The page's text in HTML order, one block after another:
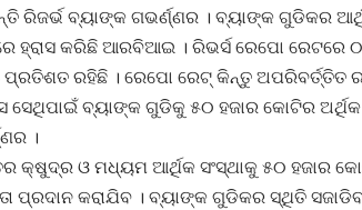
ରିଜର୍ଭ ବ୍ୟାଙ୍କ ଗଭର୍ଣ୍ଣର । ବ୍ୟାଙ୍କ ଗୁଡିକର
ହ୍ରାସ କରିଛି ଆରବିଆଇ । ରିଭର୍ସ ରେପୋ ରେଟରେ
ରହିଛି । ରେପୋ ରେଟ୍ କିନ୍ତୁ ଅପରିବର୍ତ୍ତିତ
ସେଥିପାଇଁ ବ୍ୟାଙ୍କ ଗୁଡିକୁ ୫୦ ହଜାର କୋଟିର
।
କ୍ଷୁଦ୍ର ଓ ମଧ୍ୟମ ଆର୍ଥିକ ସଂସ୍ଥାକୁ ୫୦ ହଜାର
ପ୍ରଦାନ କରାଯିବ । ବ୍ୟାଙ୍କ ଗୁଡିକର ସ୍ଥିତି